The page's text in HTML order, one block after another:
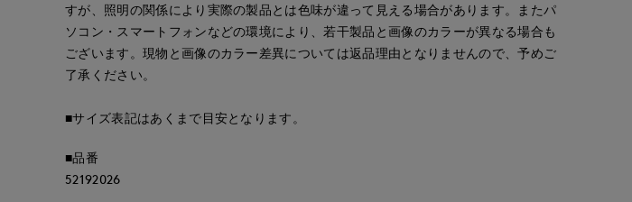
宇都宮東武7-IDconcept./INED
cm
waka
銀座三越SUPERIOR CLOSET GINZA
160cm
Yura
岡山天満屋7-IDconcept.
160cm
すが、照明の関係により実際の製品とは色味が違って見える場合があります。またパ
ソコン・スマートフォンなどの環境により、若干製品と画像のカラーが異なる場合も
ございます。現物と画像のカラー差異については返品理由となりませんので、予めご
了承ください。
■サイズ表記はあくまで目安となります。
■品番
52192026